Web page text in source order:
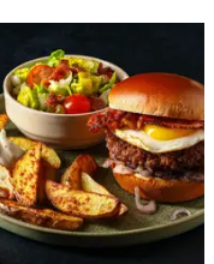
avondeten
avondeten